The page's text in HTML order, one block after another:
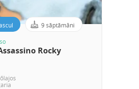
9 săptămâni
Rocky